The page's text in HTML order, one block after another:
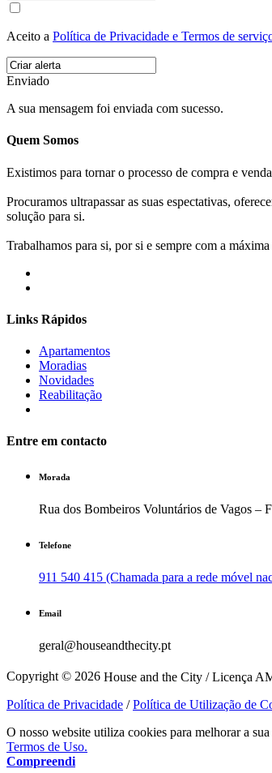
Aceito a Política de Privacidade e Termos de
Enviado
A sua mensagem foi enviada com sucesso.
Quem Somos
Existimos para tornar o processo de compra e
Procuramos ultrapassar as suas espectativas,
solução para si.
Trabalhamos para si, por si e sempre com a
Links Rápidos
Apartamentos
Moradias
Novidades
Reabilitação
Entre em contacto
Morada
Rua dos Bombeiros Voluntários de Vagos –
Telefone
911 540 415 (Chamada para a rede móvel
Email
geral@houseandthecity.pt
Copyright © 2026 House and the City / Licença
Política de Privacidade /Política de Utilização de
O nosso website utiliza cookies para melhorar a
Termos de Uso.
Compreendi